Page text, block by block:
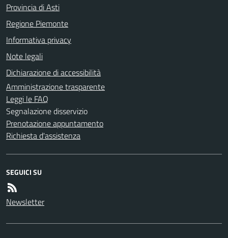
Provincia di Asti
Regione Piemonte
Informativa privacy
Note legali
Dichiarazione di accessibilità
Amministrazione trasparente
Leggi le FAQ
Segnalazione disservizio
Prenotazione appuntamento
Richiesta d'assistenza
SEGUICI SU
Newsletter